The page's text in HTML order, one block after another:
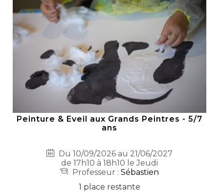
Peinture & Eveil aux Grands Peintres - 5/7
ans
Du 10/09/2026 au 21/06/2027
de 17h10 à 18h10 le Jeudi
Professeur : Sébastien
1 place restante